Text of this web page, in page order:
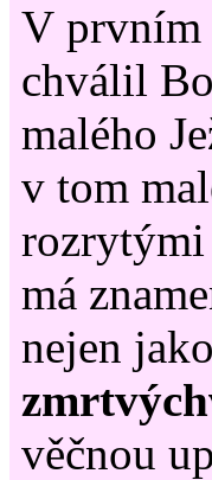
V prvním
chválil
malého
v tom
má
nejen
věčnou